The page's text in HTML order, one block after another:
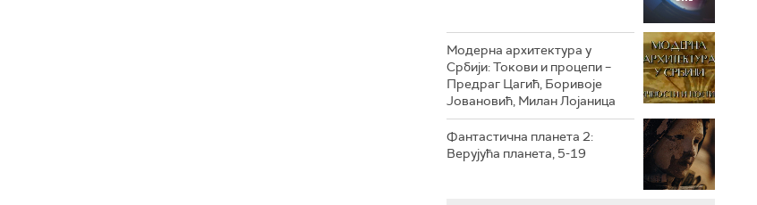
Модерна архитектура у
Србији: Токови и процепи –
Предраг Цагић, Боривоје
Јовановић, Милан Лојаница
Фантастична планета 2:
Верујућа планета, 5-19